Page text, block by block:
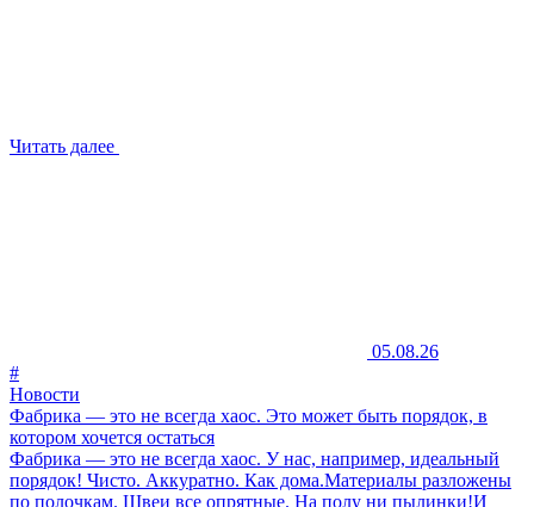
Читать далее
05.08.26
#
Новости
Фабрика — это не всегда хаос. Это может быть порядок, в
котором хочется остаться
Фабрика — это не всегда хаос. У нас, например, идеальный
порядок! Чисто. Аккуратно. Как дома.Материалы разложены
по полочкам. Швеи все опрятные. На полу ни пылинки!И